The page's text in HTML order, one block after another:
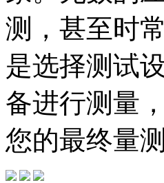
测，甚至时
是选择测试
备进行测量
您的最终量